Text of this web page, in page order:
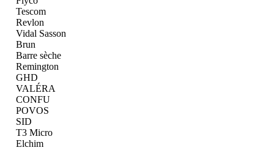
Tescom
Revlon
Vidal Sasson
Brun
Barre sèche
Remington
GHD
VALÉRA
CONFU
POVOS
SID
T3 Micro
Elchim